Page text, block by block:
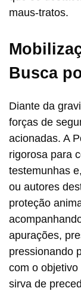
maus-tratos.
Busca
Diante da
forças de
acionadas. A
rigorosa para
testemunhas
ou autores
proteção
apurações,
pressionando
com o
sirva de